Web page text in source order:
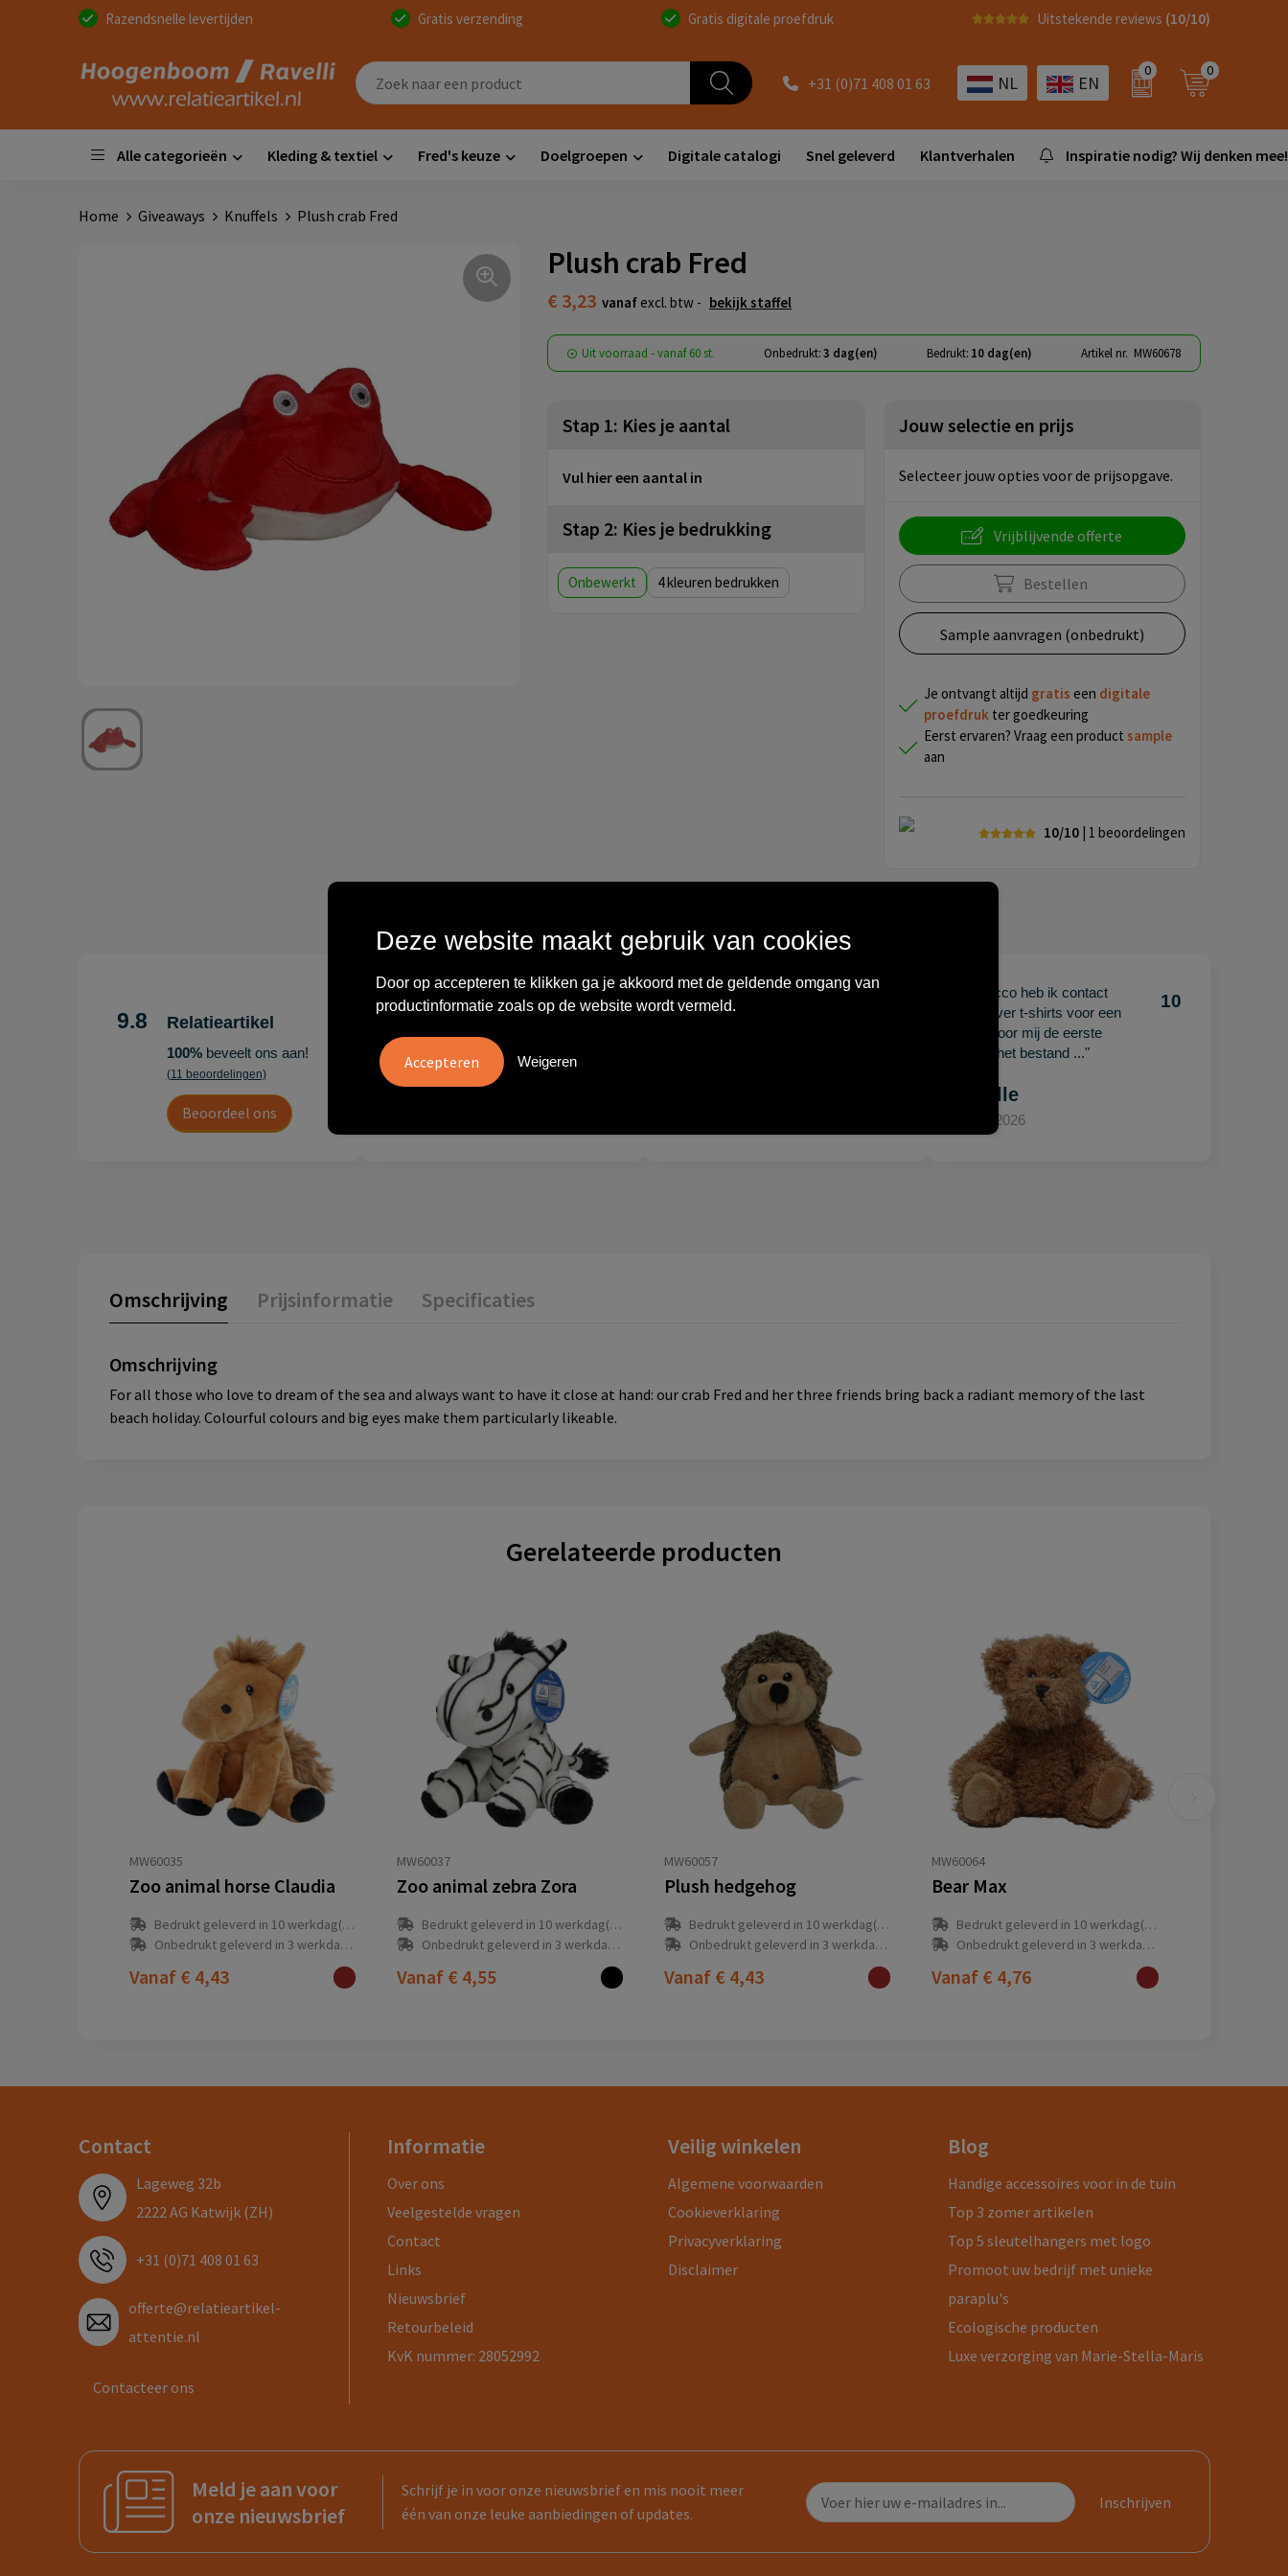
Razendsnelle levertijden Gratis verzending Gratis digitale proefdruk Uitstekende reviews (10/10)
+31 (0)71 408 01 63 NL EN
0 0
Alle categorieën Kleding & textiel Fred's keuze Doelgroepen Digitale catalogi Snel geleverd Klantverhalen Inspiratie nodig? Wij denken mee!
Home Giveaways Knuffels Plush crab Fred
Plush crab Fred
€ 3,23 vanaf excl. btw - bekijk staffel
Uit voorraad -vanaf60 st. Onbedrukt:3 dag(en) Bedrukt: 10 dag(en) Artikel nr. MW60678
Stap 1: Kies je aantal
Vul hier een aantal in
Stap 2: Kies je bedrukking
Onbewerkt 4
Jouw selectie en prijs
Selecteer jouw opties voor de prijsopgave.
Vrijblijvende offerte
Bestellen
Sample aanvragen (onbedrukt)
Je ontvangt altijd gratis een digitale
proefdrukter goedkeuring
Eerst ervaren? Vraag een product sample
aan
10/10 | 1 beoordelingen
9.8 Relatieartikel
100%beveelt ons aan!
(11 beoordelingen)
Beoordeel ons
"Erg tevreden over
Hoogenboom/Ravelli Relatie
persoonlijk en prettig, we w..."
10
Leontien
"Ze denken in oplossingen.
De bestelde artikelen waren
"Met Jacco heb ik contact
gehad over t-shirts voor een
beurs. Voor mij de eerste
keer en het bestand ..."
10
Mariëlle
15 april 2026
Omschrijving Prijsinformatie Specificaties
Omschrijving
For all those who love to dream of the sea and always want to have it close at hand: our crab Fred and her three friends bring back a radiant memory of the last
beach holiday. Colourful colours and big eyes make them particularly likeable.
Gerelateerde producten
MW60035
Zoo animal horse Claudia
Bedrukt geleverd in 10 werkdag(en)
Onbedrukt geleverd in 3 werkdag(en)
Vanaf € 4,43
MW60037
Zoo animal zebra Zora
Bedrukt geleverd in 10 werkdag(en)
Onbedrukt geleverd in 3 werkdag(en)
Vanaf € 4,55
MW60057
Plush hedgehog
Bedrukt geleverd in 10 werkdag(en)
Onbedrukt geleverd in 3 werkdag(en)
Vanaf € 4,43
MW60064
Bear Max
Bedrukt geleverd in 10 werkdag(en)
Onbedrukt geleverd in 3 werkdag(en)
Vanaf € 4,76
Contact
Lageweg 32b
2222 AG Katwijk (ZH)
+31 (0)71 408 01 63
offerte@relatieartikel-
attentie.nl
Contacteer ons
Informatie
Over ons
Veelgestelde vragen
Contact
Links
Nieuwsbrief
Retourbeleid
KvK nummer: 28052992
Veilig winkelen
Algemene voorwaarden
Cookieverklaring
Privacyverklaring
Disclaimer
Blog
Handige accessoires voor in de tuin
Top 3 zomer artikelen
Top 5 sleutelhangers met logo
Promoot uw bedrijf met unieke
paraplu's
Ecologische producten
Luxe verzorging van Marie-Stella-Maris
Meld je aan voor
onze nieuwsbrief
Schrijf je in voor onze nieuwsbrief en mis nooit meer
één van onze leuke aanbiedingen of updates.
Deze website maakt gebruik van cookies
Door op accepteren te klikken ga je akkoord met de geldende omgang van
productinformatie zoals op de website wordt vermeld.
Weigeren